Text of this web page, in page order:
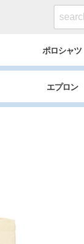
ポロシャツ
エプロン